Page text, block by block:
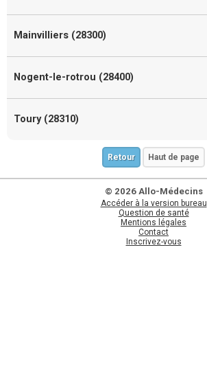
Mainvilliers (28300)
Nogent-le-rotrou (28400)
Toury (28310)
Retour Haut de page
© 2026 Allo-Médecins
Accéder à la version bureau
Question de santé
Mentions légales
Contact
Inscrivez-vous